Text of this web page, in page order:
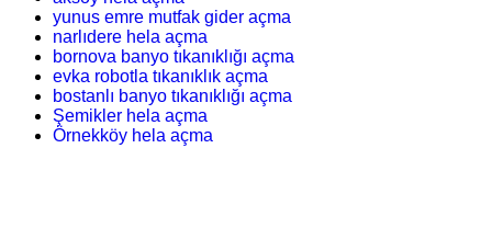
yunus emre mutfak gider açma
narlıdere hela açma
bornova banyo tıkanıklığı açma
evka robotla tıkanıklık açma
bostanlı banyo tıkanıklığı açma
Şemikler hela açma
Örnekköy hela açma